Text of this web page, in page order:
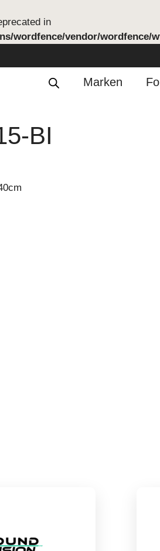
in
wordfence/vendor/
Marken
BI